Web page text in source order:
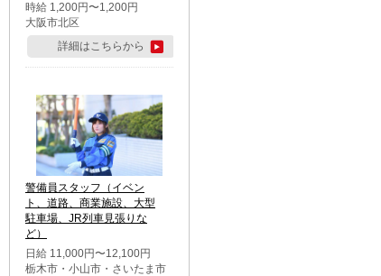
時給 1,200円〜1,200円
大阪市北区
詳細はこちらから
警備員スタッフ（イベン
ト、道路、商業施設、大型
駐車場、JR列車見張りな
ど）
日給 11,000円〜12,100円
栃木市・小山市・さいたま市